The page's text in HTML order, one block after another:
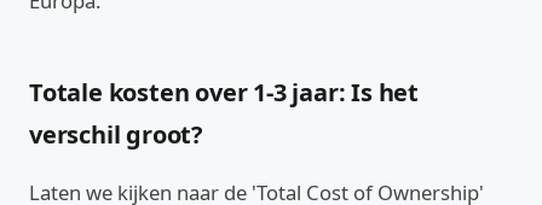
Totale kosten over 1-3 jaar: Is het
verschil groot?
Laten we kijken naar de 'Total Cost of Ownership'